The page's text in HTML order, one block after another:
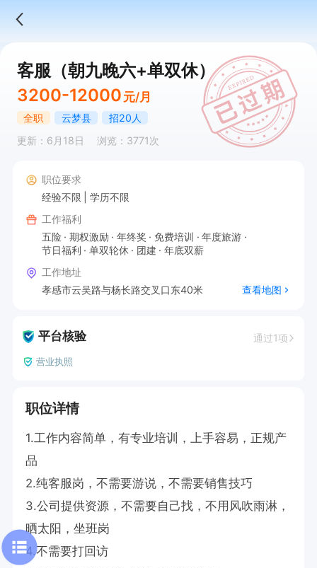
客服（朝九晚六+单双休）
3200-12000 元/月
全职 云梦县
招20人
更新：6月18日
浏览：3771次
职位要求
经验不限
学历不限
工作福利
五险
期权激励 年终奖 免费培训
年度旅游
节日福利
单双轮休 团建
年底双薪
工作地址
孝感市云吴路与杨长路交叉口东40米
查看地图
平台核验 通过1项
营业执照
职位详情
1.工作内容简单，有专业培训，上手容易，正规产
品
2.纯客服岗，不需要游说，不需要销售技巧
3.公司提供资源，不需要自己找，不用风吹雨淋，
晒太阳，坐班岗
4.不需要打回访